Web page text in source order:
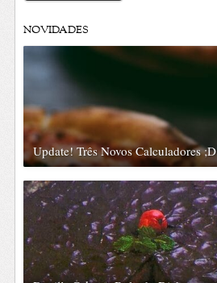
NOVIDADES
Update! Três Novos Calculadores ;D